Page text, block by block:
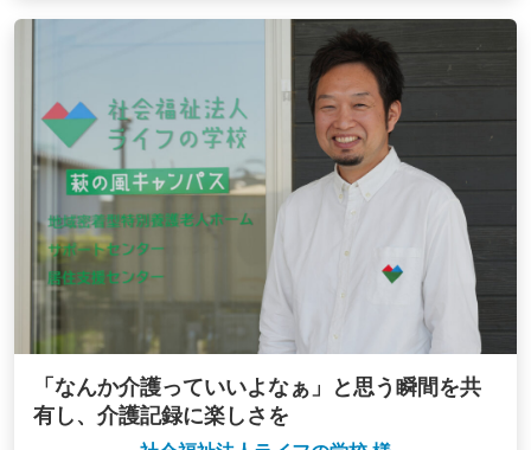
「なんか介護っていいよなぁ」と思う瞬間を共
有し、介護記録に楽しさを